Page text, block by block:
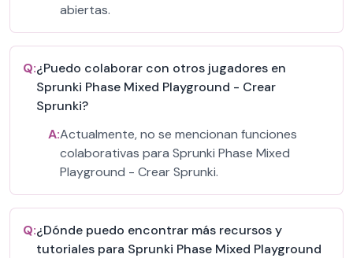
abiertas.
Q:¿Puedo colaborar con otros jugadores en
Sprunki Phase Mixed Playground - Crear
Sprunki?
A:Actualmente, no se mencionan funciones
colaborativas para Sprunki Phase Mixed
Playground - Crear Sprunki.
Q:¿Dónde puedo encontrar más recursos y
tutoriales para Sprunki Phase Mixed Playground